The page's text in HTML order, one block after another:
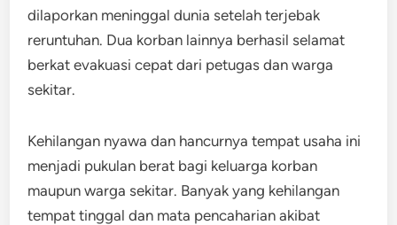
dilaporkan meninggal dunia setelah terjebak
reruntuhan. Dua korban lainnya berhasil selamat
berkat evakuasi cepat dari petugas dan warga
sekitar.
Kehilangan nyawa dan hancurnya tempat usaha ini
menjadi pukulan berat bagi keluarga korban
maupun warga sekitar. Banyak yang kehilangan
tempat tinggal dan mata pencaharian akibat